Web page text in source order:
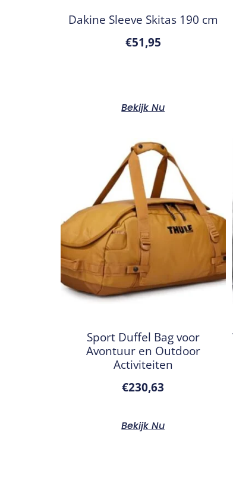
Dakine Sleeve Skitas 190 cm
€51,95
Bekijk Nu
Sport Duffel Bag voor
Avontuur en Outdoor
Activiteiten
€230,63
Bekijk Nu